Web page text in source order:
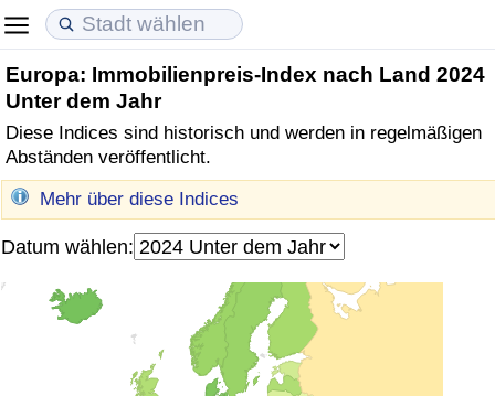
Europa: Immobilienpreis-Index nach Land 2024
Unter dem Jahr
Diese Indices sind historisch und werden in regelmäßigen
Abständen veröffentlicht.
Mehr über diese Indices
Datum wählen:
Lebenshaltungskosten
Lebenshaltungskosten-Index (aktuell)
Lebenshaltungskosten-Index
Lebenshaltungskosten-Index nach Land
in Akaba
Immobilienpreise
Immobilienpreis-Index (aktuell)
Immobilienpreis-Index
Immobilienpreis-Index nach Land
Lebensqualität
Lebensqualität-Index
Lebensqualität-Index (aktuell)
Lebensqualitätsindex nach Land
Kriminalität
Kriminalitäts-Index (aktuell)